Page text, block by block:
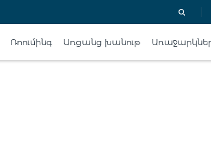
Ռոումինգ Առցանց խանութ